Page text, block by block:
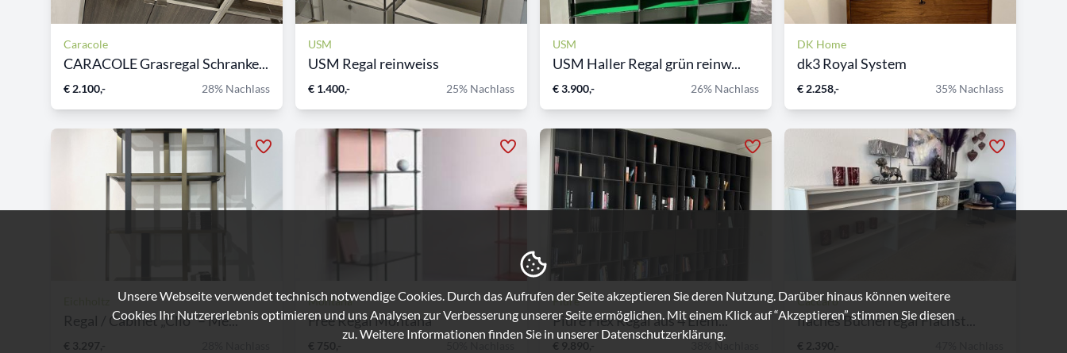
Caracole
CARACOLE Grasregal Schranke...
€ 2.100,- 28% Nachlass
USM
USM Regal reinweiss
€ 1.400,- 25% Nachlass
USM
USM Haller Regal grün reinw...
€ 3.900,- 26% Nachlass
DK Home
dk3 Royal System
€ 2.258,- 35% Nachlass
Regal / Cabinet „Clio“ – Me...
€ 3.297,-
Montana
Free Regal Montana
€ 750,-
Piure
Piure Flex Regal aus 4 Elem...
€ 9.890,- 38% Nachlass
Caccaro
flaches Bücherregal Flachst...
€ 2.390,-
Unsere Webseite verwendet technisch notwendige Cookies. Durch das Aufrufen der Seite akzeptieren Sie deren Nutzung. Darüber hinaus können weitere
Cookies Ihr Nutzererlebnis optimieren und uns Analysen zur Verbesserung unserer Seite ermöglichen. Mit einem Klick auf “Akzeptieren” stimmen Sie diesen
zu. Weitere Informationen finden Sie in unserer Datenschutzerklärung.